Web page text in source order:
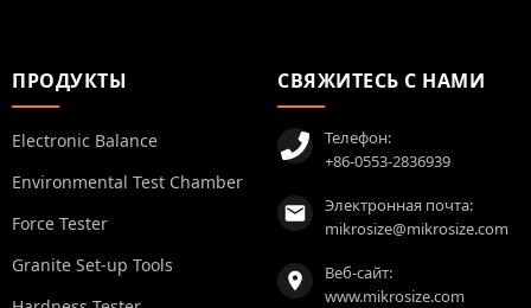
ПРОДУКТЫ
Electronic Balance
Environmental Test Chamber
Force Tester
Granite Set-up Tools
СВЯЖИТЕСЬ С НАМИ
Телефон:
+86-0553-2836939
Электронная почта:
mikrosize@mikrosize.com
Веб-сайт:
www.mikrosize.com